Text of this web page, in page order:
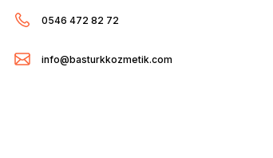
0546 472 82 72
info@basturkkozmetik.com